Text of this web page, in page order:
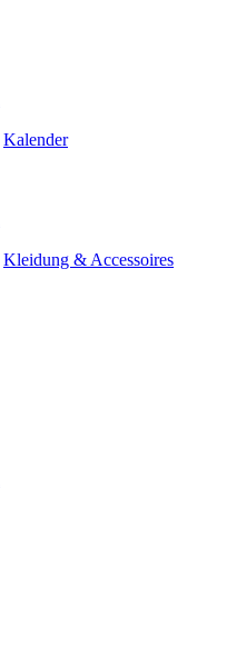
Kalender
Kleidung & Accessoires